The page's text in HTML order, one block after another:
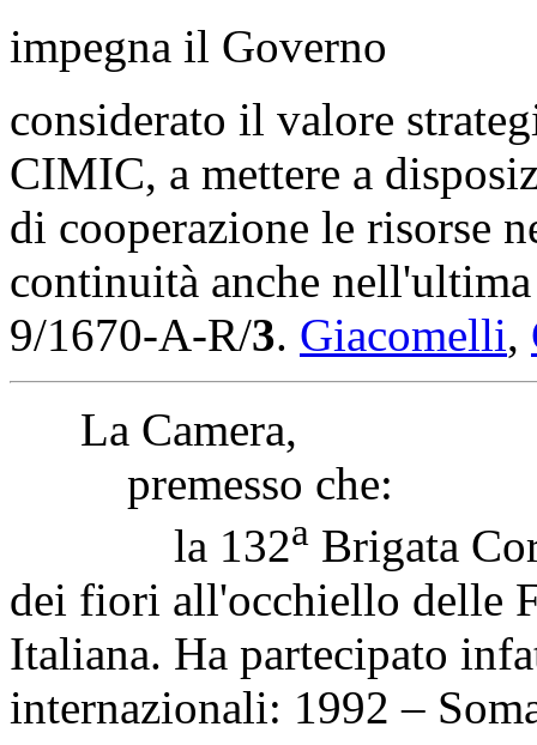
impegna il Governo
considerato il valore
CIMIC, a mettere a
di cooperazione le risorse
continuità anche
9/1670-A-R/3. Giacomelli,
La Camera,
premesso che:
la 132a Brigata
dei fiori all'occhiello delle
Italiana. Ha partecipato
internazionali: 1992 –